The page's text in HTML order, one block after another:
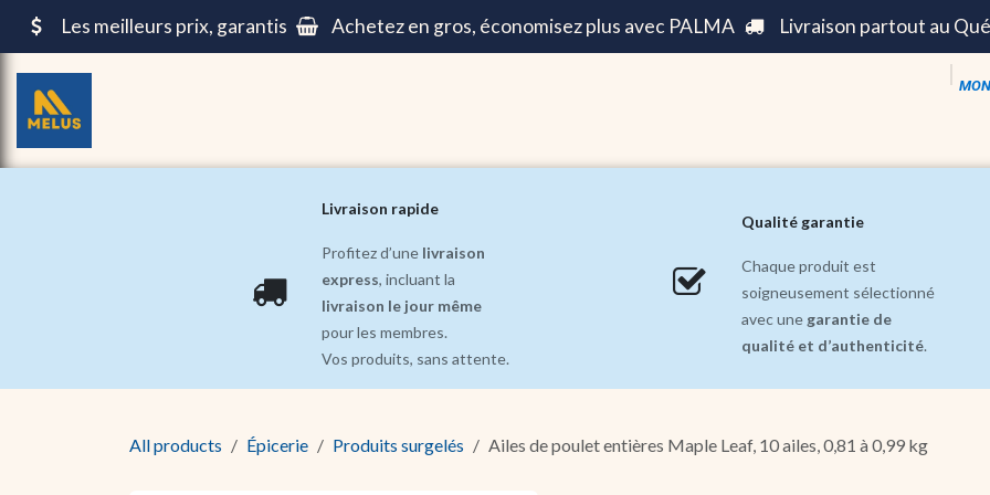
Se rendre au contenu
Les meilleurs prix, garantis Achetez en gros, économisez plus avec PALMA Livraison partout au
Épicerie
Livraison rapide
Profitez d’une livraison
express, incluant la
livraison le jour même
pour les membres.
Vos produits, sans attente.
Qualité garantie
Chaque produit est
soigneusement sélectionné
avec une garantie de
qualité et d’authenticité.
All products Épicerie Produits surgelés Ailes de poulet entières Maple Leaf, 10 ailes, 0,81 à 0,99 kg